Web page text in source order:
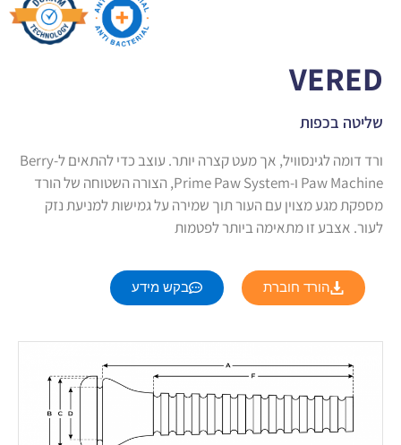
VERED
שליטה בכפות
ורד דומה לגינסוויל, אך מעט קצרה יותר. עוצב כדי להתאים ל-Berry
Paw Machine ו-Prime Paw System, הצורה השטוחה של הורד
מספקת מגע מצוין עם העור תוך שמירה על גמישות למניעת נזק
לעור. אצבע זו מתאימה ביותר לפטמות
הורד חוברת בקש מידע